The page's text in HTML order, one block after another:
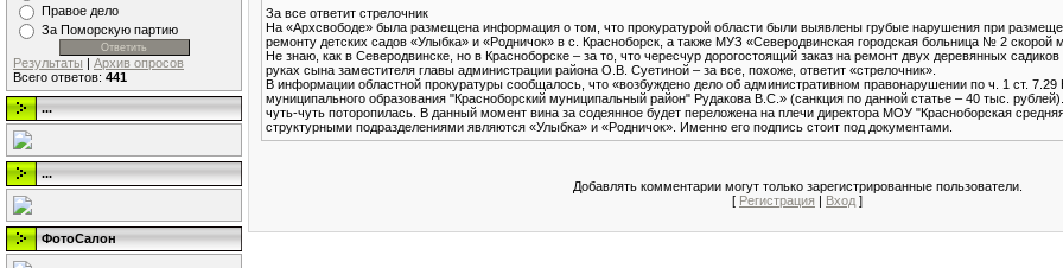
Правое дело
За Поморскую партию
Результаты | Архив опросов
Всего ответов: 441
...
...
ФотоСалон
За все ответит стрелочник
На «Архсвободе» была размещена информация о том, что прокуратурой области были выявлены грубые нарушения при
ремонту детских садов «Улыбка» и «Родничок» в с. Красноборск, а также МУЗ «Северодвинская городская больница № 2 скорой
Не знаю, как в Северодвинске, но в Красноборске – за то, что чересчур дорогостоящий заказ на ремонт двух деревянных
руках сына заместителя главы администрации района О.В. Суетиной – за все, похоже, ответит «стрелочник».
В информации областной прокуратуры сообщалось, что «возбуждено дело об административном правонарушении по ч. 1 ст.
муниципального образования "Красноборский муниципальный район" Рудакова В.С.» (санкция по данной статье – 40 тыс.
чуть-чуть поторопилась. В данный момент вина за содеянное будет переложена на плечи директора МОУ "Красноборская
структурными подразделениями являются «Улыбка» и «Родничок». Именно его подпись стоит под документами.
Добавлять комментарии могут только зарегистрированные пользователи.
[ Регистрация | Вход ]